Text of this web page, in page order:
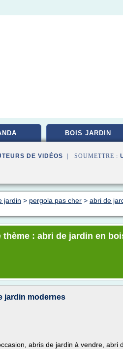
BOIS JARDIN
DE VIDÉOS | SOUMETTRE :
jardin > pergola pas cher > abri de
: abri de jardin en
jardin modernes
abris de jardin à vendre, abri